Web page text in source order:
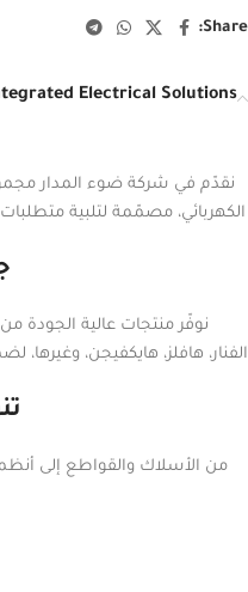
Share:
Electrical Solutions
نقدّم في شركة ضوء المدار
الكهربائي، مصمّمة لتلبية
الفنار، هافلز، هايكفيجن،
من الأسلاك والقواطع إلى أنظمة